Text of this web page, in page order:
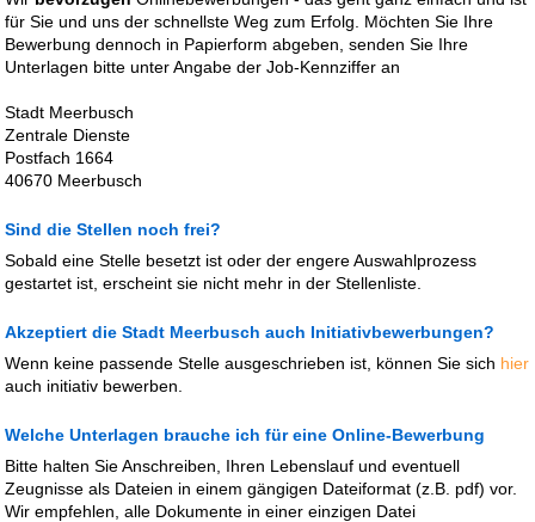
für Sie und uns der schnellste Weg zum Erfolg. Möchten Sie Ihre
Bewerbung dennoch in Papierform abgeben, senden Sie Ihre
Unterlagen bitte unter Angabe der Job-Kennziffer an
Stadt Meerbusch
Zentrale Dienste
Postfach 1664
40670 Meerbusch
Sind die Stellen noch frei?
Sobald eine Stelle besetzt ist oder der engere Auswahlprozess
gestartet ist, erscheint sie nicht mehr in der Stellenliste.
Akzeptiert die Stadt Meerbusch auch Initiativbewerbungen?
Wenn keine passende Stelle ausgeschrieben ist, können Sie sich hier
auch initiativ bewerben.
Welche Unterlagen brauche ich für eine Online-Bewerbung
Bitte halten Sie Anschreiben, Ihren Lebenslauf und eventuell
Zeugnisse als Dateien in einem gängigen Dateiformat (z.B. pdf) vor.
Wir empfehlen, alle Dokumente in einer einzigen Datei